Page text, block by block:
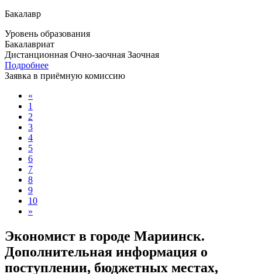
Бакалавр
Уровень образования
Бакалавриат
Дистанционная Очно-заочная Заочная
Подробнее
Заявка в приёмную комиссию
«
1
2
3
4
5
6
7
8
9
10
»
Экономист в городе Мариинск.
Дополнительная информация о
поступлении, бюджетных местах,